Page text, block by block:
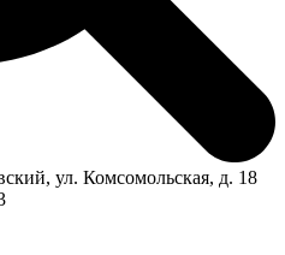
ул. Комсомольская, д. 18